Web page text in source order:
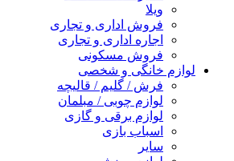
ویلا
فروش اداری و تجاری
اجاره اداری و تجاری
فروش مسکونی
لوازم خانگی و شخصی
فرش / گلیم / قالیچه
لوازم چوبی / مبلمان
لوازم برقی و گازی
اسباب بازی
سایر